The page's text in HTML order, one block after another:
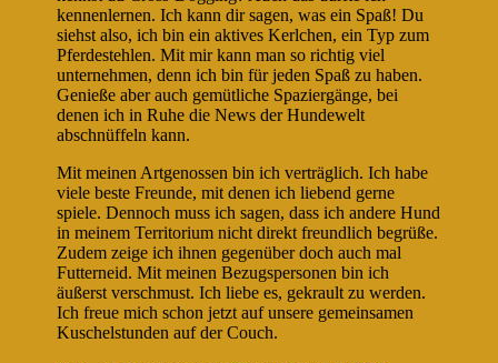
kennenlernen. Ich kann dir sagen, was ein Spaß! Du
siehst also, ich bin ein aktives Kerlchen, ein Typ zum
Pferdestehlen. Mit mir kann man so richtig viel
unternehmen, denn ich bin für jeden Spaß zu haben.
Genieße aber auch gemütliche Spaziergänge, bei
denen ich in Ruhe die News der Hundewelt
abschnüffeln kann.
Mit meinen Artgenossen bin ich verträglich. Ich habe
viele beste Freunde, mit denen ich liebend gerne
spiele. Dennoch muss ich sagen, dass ich andere Hund
in meinem Territorium nicht direkt freundlich begrüße.
Zudem zeige ich ihnen gegenüber doch auch mal
Futterneid. Mit meinen Bezugspersonen bin ich
äußerst verschmust. Ich liebe es, gekrault zu werden.
Ich freue mich schon jetzt auf unsere gemeinsamen
Kuschelstunden auf der Couch.